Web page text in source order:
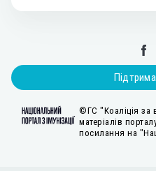
©ГС "Коаліція за
матеріалів
посилання на